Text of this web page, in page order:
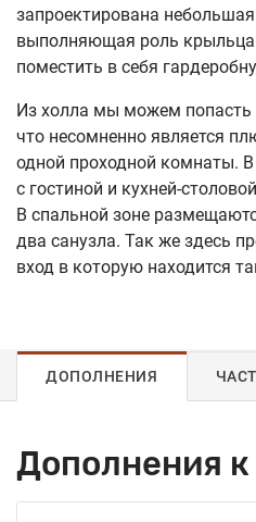
запроектирована
выполняющая роль
поместить в себя
Из холла мы можем
что несомненно является
одной проходной комнаты. В
с гостиной и кухней-
В спальной зоне
два санузла. Так же здесь
вход в которую находится
ДОПОЛНЕНИЯ
Дополнения к